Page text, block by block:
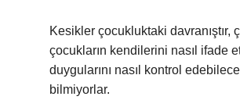
Kesikler çocukluktaki davranıştır,
çocukların kendilerini nasıl ifade
duygularını nasıl kontrol
bilmiyorlar.